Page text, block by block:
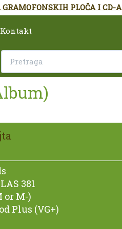
PLOČA I CD-A
Kontakt
381
or M-)
Plus (VG+)